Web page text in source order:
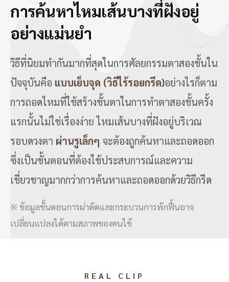
การค้นหาไหมเส้นบางที่ฝังอยู่
อย่างแม่นยำ
วิธีที่นิยมทำกันมากที่สุดในการศัลยกรรมตาสองชั้นใน
ปัจจุบันคือ แบบเย็บจุด (วิธีไร้รอยกรีด)อย่างไรก็ตาม
การถอดไหมที่ใช้สร้างชั้นตาในการทำตาสองชั้นครั้ง
แรกนั้นไม่ใช่เรื่องง่าย ไหมเส้นบางที่ฝังอยู่บริเวณ
รอบดวงตา ผ่านรูเล็กๆ จะต้องถูกค้นหาและถอดออก
ซึ่งเป็นขั้นตอนที่ต้องใช้ประสบการณ์และความ
เชี่ยวชาญมากกว่าการค้นหาและถอดออกด้วยวิธีกรีด
※ ข้อมูลขั้นตอนการผ่าตัดและกระบวนการพักฟื้นอาจ
เปลี่ยนแปลงได้ตามสภาพของคนไข้
REAL CLIP